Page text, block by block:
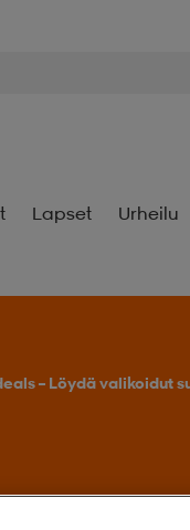
Lapset Urheilu
– Löydä valikoidut